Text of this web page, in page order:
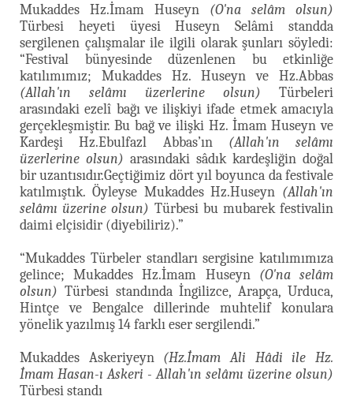
Mukaddes Hz.İmam Huseyn (O'na selâm olsun)
Türbesi heyeti üyesi Huseyn Selâmi standda
sergilenen çalışmalar ile ilgili olarak şunları söyledi:
“Festival bünyesinde düzenlenen bu etkinliğe
katılımımız; Mukaddes Hz. Huseyn ve Hz.Abbas
(Allah'ın selâmı üzerlerine olsun) Türbeleri
arasındaki ezelî bağı ve ilişkiyi ifade etmek amacıyla
gerçekleşmiştir. Bu bağ ve ilişki Hz. İmam Huseyn ve
Kardeşi Hz.Ebulfazl Abbas’ın (Allah'ın selâmı
üzerlerine olsun) arasındaki sâdık kardeşliğin doğal
bir uzantısıdır.Geçtiğimiz dört yıl boyunca da festivale
katılmıştık. Öyleyse Mukaddes Hz.Huseyn (Allah'ın
selâmı üzerine olsun) Türbesi bu mubarek festivalin
daimi elçisidir (diyebiliriz).”
“Mukaddes Türbeler standları sergisine katılımımıza
gelince; Mukaddes Hz.İmam Huseyn (O'na selâm
olsun) Türbesi standında İngilizce, Arapça, Urduca,
Hintçe ve Bengalce dillerinde muhtelif konulara
yönelik yazılmış 14 farklı eser sergilendi.”
Mukaddes Askeriyeyn (Hz.İmam Ali Hâdi ile Hz.
İmam Hasan-ı Askeri - Allah'ın selâmı üzerine olsun)
Türbesi standı